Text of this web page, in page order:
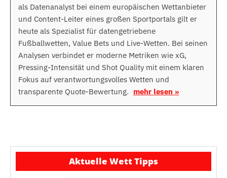
als Datenanalyst bei einem europäischen Wettanbieter
und Content-Leiter eines großen Sportportals gilt er
heute als Spezialist für datengetriebene
Fußballwetten, Value Bets und Live-Wetten. Bei seinen
Analysen verbindet er moderne Metriken wie xG,
Pressing-Intensität und Shot Quality mit einem klaren
Fokus auf verantwortungsvolles Wetten und
transparente Quote-Bewertung. mehr lesen »
Aktuelle Wett Tipps